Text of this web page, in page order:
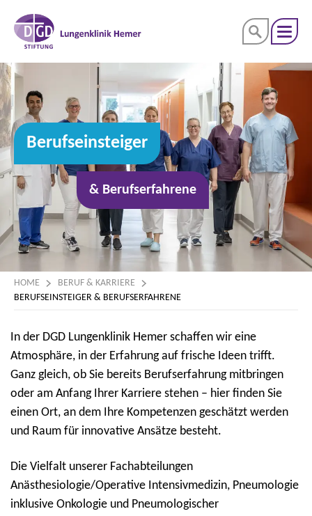
Berufseinsteiger
& Berufserfahrene
HOME
BERUF & KARRIERE
BERUFSEINSTEIGER & BERUFSERFAHRENE
In der DGD Lungenklinik Hemer schaffen wir eine
Atmosphäre, in der Erfahrung auf frische Ideen trifft.
Ganz gleich, ob Sie bereits Berufserfahrung mitbringen
oder am Anfang Ihrer Karriere stehen – hier finden Sie
einen Ort, an dem Ihre Kompetenzen geschätzt werden
und Raum für innovative Ansätze besteht.
Die Vielfalt unserer Fachabteilungen
Anästhesiologie/Operative Intensivmedizin, Pneumologie
inklusive Onkologie und Pneumologischer